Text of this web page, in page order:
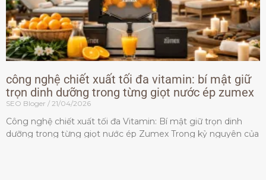
công nghệ chiết xuất tối đa vitamin: bí mật giữ
trọn dinh dưỡng trong từng giọt nước ép zumex
SEO Bloger 21/04/2026
Công nghệ chiết xuất tối đa Vitamin: Bí mật giữ trọn dinh
dưỡng trong từng giọt nước ép Zumex Trong kỷ nguyên của